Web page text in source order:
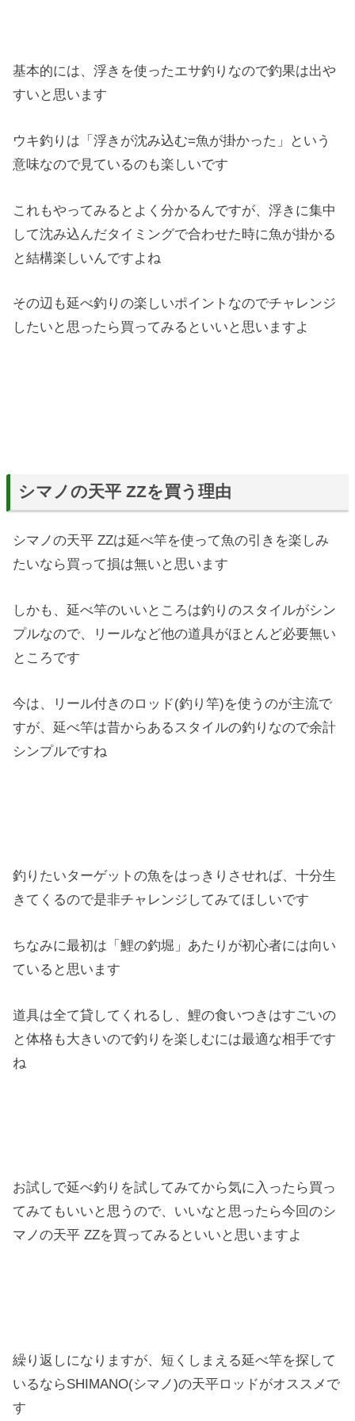
基本的には、浮きを使ったエサ釣りなので釣果は出や
すいと思います
ウキ釣りは「浮きが沈み込む=魚が掛かった」という
意味なので見ているのも楽しいです
これもやってみるとよく分かるんですが、浮きに集中
して沈み込んだタイミングで合わせた時に魚が掛かる
と結構楽しいんですよね
その辺も延べ釣りの楽しいポイントなのでチャレンジ
したいと思ったら買ってみるといいと思いますよ
シマノの天平 ZZを買う理由
シマノの天平 ZZは延べ竿を使って魚の引きを楽しみ
たいなら買って損は無いと思います
しかも、延べ竿のいいところは釣りのスタイルがシン
プルなので、リールなど他の道具がほとんど必要無い
ところです
今は、リール付きのロッド(釣り竿)を使うのが主流で
すが、延べ竿は昔からあるスタイルの釣りなので余計
シンプルですね
釣りたいターゲットの魚をはっきりさせれば、十分生
きてくるので是非チャレンジしてみてほしいです
ちなみに最初は「鯉の釣堀」あたりが初心者には向い
ていると思います
道具は全て貸してくれるし、鯉の食いつきはすごいの
と体格も大きいので釣りを楽しむには最適な相手です
ね
お試しで延べ釣りを試してみてから気に入ったら買っ
てみてもいいと思うので、いいなと思ったら今回のシ
マノの天平 ZZを買ってみるといいと思いますよ
繰り返しになりますが、短くしまえる延べ竿を探して
いるならSHIMANO(シマノ)の天平ロッドがオススメで
す